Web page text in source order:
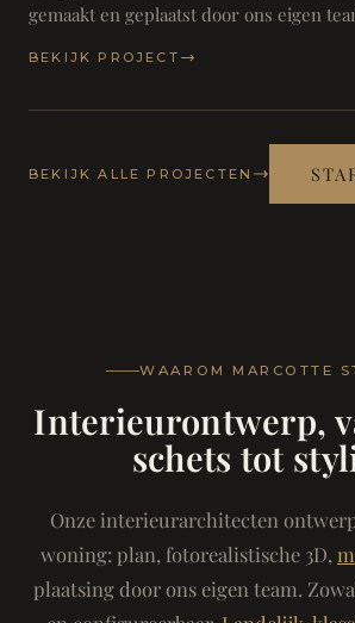
gemaakt en geplaatst door ons eigen
BEKIJK PROJECT
BEKIJK ALLE PROJECTEN
WAAROM MARCOTTE
Interieurontwerp,
schets tot
Onze interieurarchitecten
woning: plan, fotorealistische 3D,
plaatsing door ons eigen team.